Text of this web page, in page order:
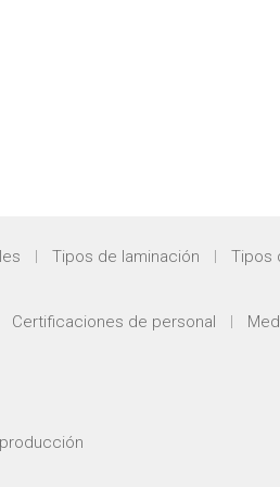
Tipos de laminación Tipos
Certificaciones de personal